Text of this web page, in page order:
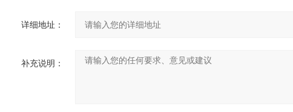
详细地址：
补充说明：